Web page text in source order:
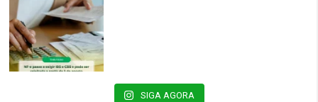
SIGA AGORA